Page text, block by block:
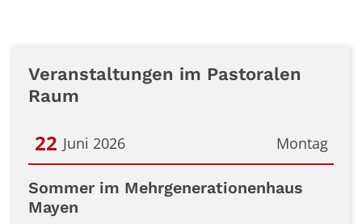
Veranstaltungen im Pastoralen
Raum
Montag
22 Juni 2026
Datum: 22. Juni 2026
Sommer im Mehrgenerationenhaus
Mayen